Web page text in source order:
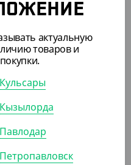
1300214
₸
столовая "Премиум",
актуальную
товаров и
Кульсары
Кызылорда
Павлодар
Петропавловск